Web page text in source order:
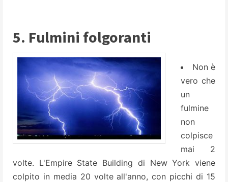
5. Fulmini folgoranti
Non è
vero che
un
fulmine
non
colpisce
mai 2
volte. L'Empire State Building di New York viene
colpito in media 20 volte all'anno, con picchi di 15